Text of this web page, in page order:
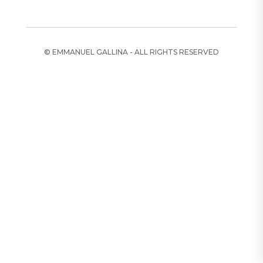
© EMMANUEL GALLINA - ALL RIGHTS RESERVED